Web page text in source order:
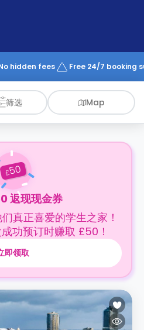
hidden fees Free 24/7 booking
筛选 Map
£50
返现现金券
真正喜爱的学生之家！
功预订时赚取 £50！
即领取